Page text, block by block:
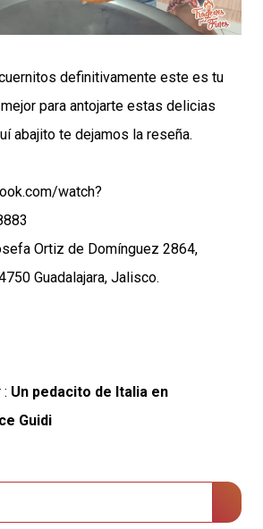
definitivamente este es tu
para antojarte estas delicias
abajito te dejamos la reseña.
watch?
Ortiz de Domínguez 2864,
Guadalajara, Jalisco.
Un pedacito de Italia en
Guidi